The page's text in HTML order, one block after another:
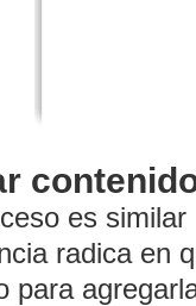
es
radica en
para